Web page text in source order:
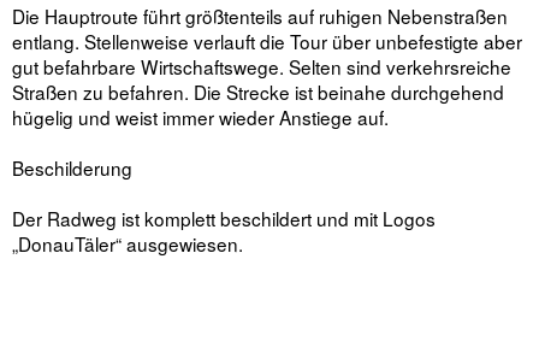
Die Hauptroute führt größtenteils auf ruhigen Nebenstraßen
entlang. Stellenweise verlauft die Tour über unbefestigte aber
gut befahrbare Wirtschaftswege. Selten sind verkehrsreiche
Straßen zu befahren. Die Strecke ist beinahe durchgehend
hügelig und weist immer wieder Anstiege auf.
Beschilderung
Der Radweg ist komplett beschildert und mit Logos
„DonauTäler“ ausgewiesen.